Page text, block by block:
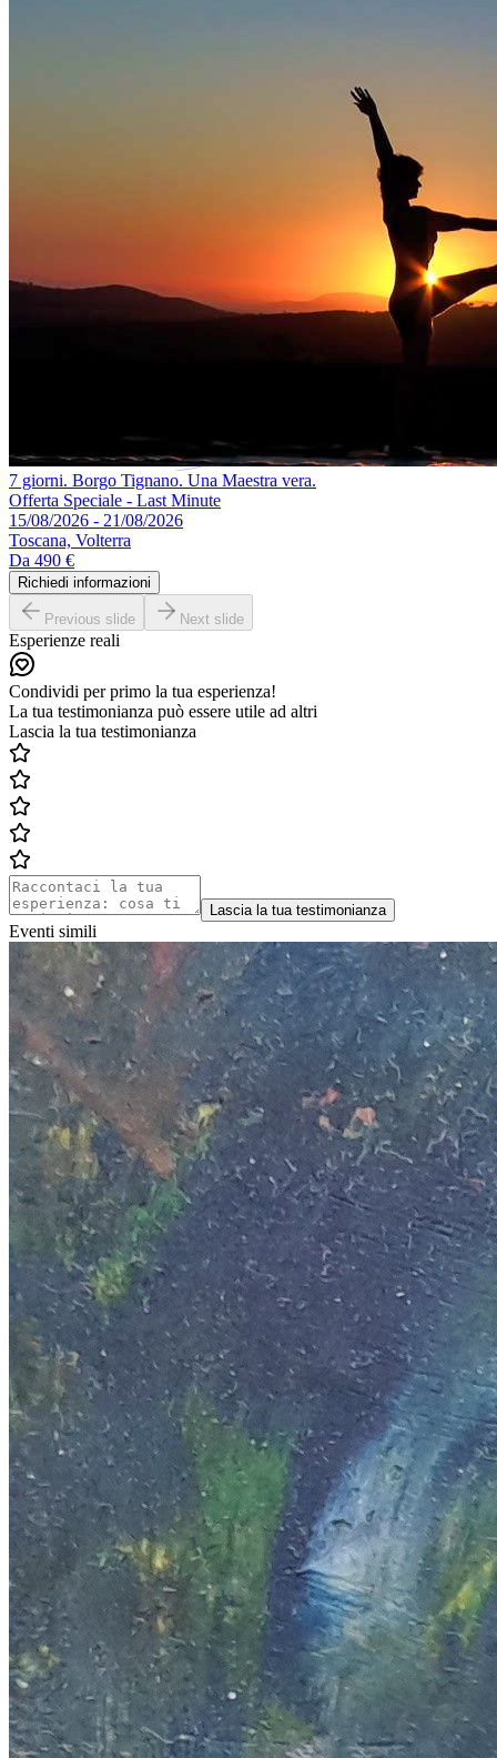
7 giorni. Borgo Tignano. Una Maestra vera.
Offerta Speciale - Last Minute
15/08/2026 - 21/08/2026
Toscana, Volterra
Da 490 €
Richiedi informazioni
Previous slide Next slide
Esperienze reali
Condividi per primo la tua esperienza!
La tua testimonianza può essere utile ad altri
Lascia la tua testimonianza
Lascia la tua testimonianza
Eventi simili